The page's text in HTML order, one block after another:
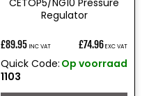
CETOP5/NG10 Pressure
Regulator
Normale
prijs
£89.95 INC VAT £74.96 EXC VAT
Quick Code:
1103
Op voorraad